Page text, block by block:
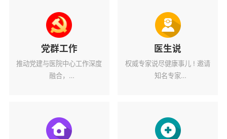
党群工作
推动党建与医院中心工作深度
融合，
医生说
权威专家说尽健康事儿 ! 邀请
知名专家